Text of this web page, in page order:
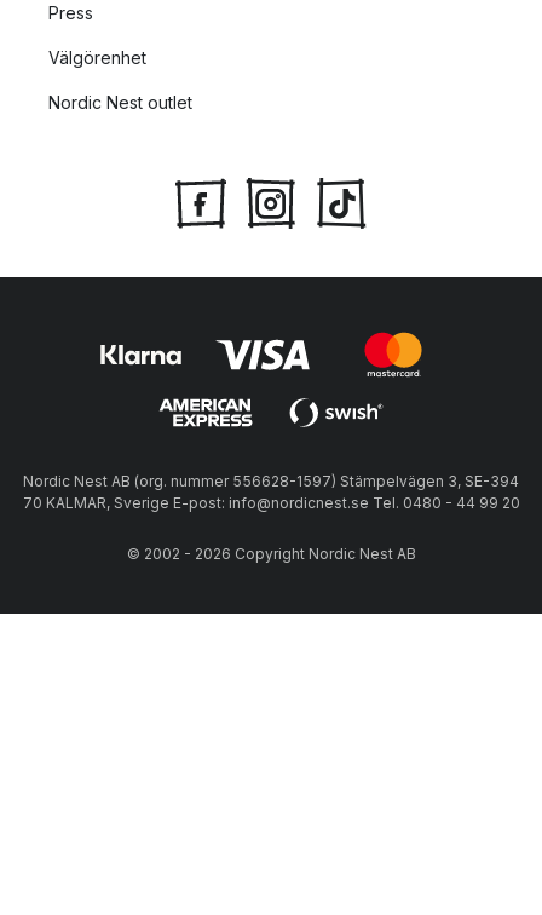
Press
Välgörenhet
Nordic Nest outlet
Nordic Nest AB (org. nummer 556628-1597) Stämpelvägen 3, SE-394
70 KALMAR, Sverige E-post: info@nordicnest.se Tel. 0480 - 44 99 20
© 2002 - 2026 Copyright Nordic Nest AB